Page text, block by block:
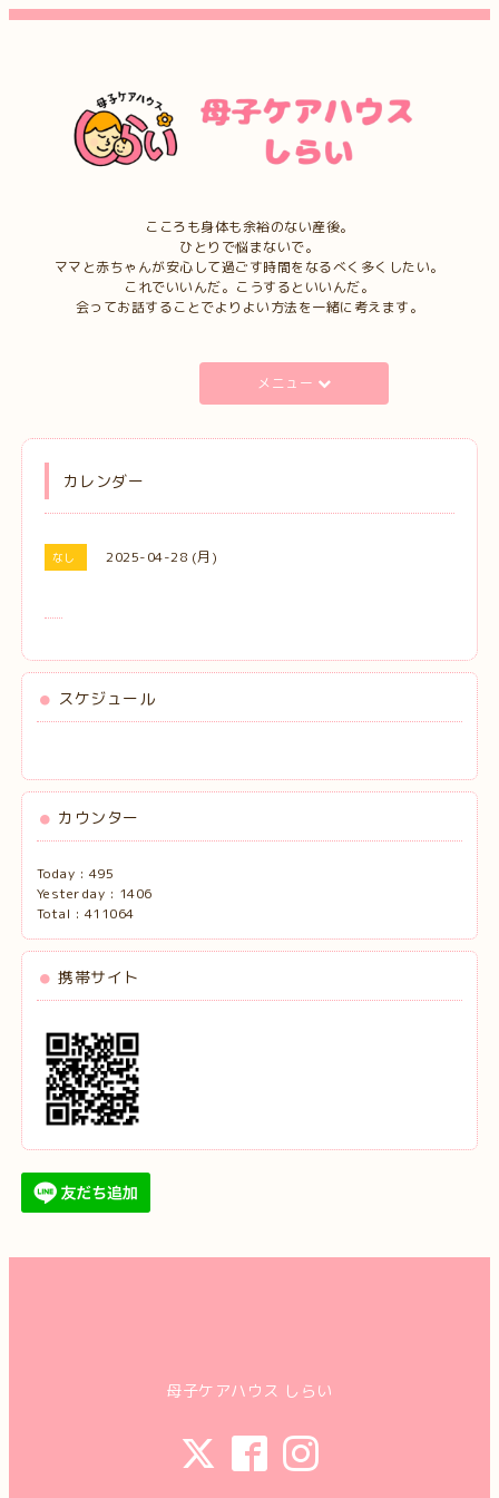
こころも身体も余裕のない産後。
ひとりで悩まないで。
ママと赤ちゃんが安心して過ごす時間をなるべく多くしたい。
これでいいんだ。こうするといいんだ。
会ってお話することでよりよい方法を一緒に考えます。
メニュー
カレンダー
なし 2025-04-28 (月)
スケジュール
カウンター
Today : 495
Yesterday : 1406
Total : 411064
携帯サイト
母子ケアハウス しらい